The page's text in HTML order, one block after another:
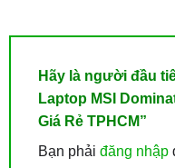
Hãy là người đầu
Laptop MSI
Giá Rẻ TPHCM”
Bạn phải đăng nhập